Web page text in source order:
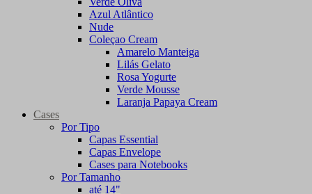
Azul Atlântico
Nude
Coleçao Cream
Amarelo Manteiga
Lilás Gelato
Rosa Yogurte
Verde Mousse
Laranja Papaya Cream
Cases
Por Tipo
Capas Essential
Capas Envelope
Cases para Notebooks
Por Tamanho
até 14"